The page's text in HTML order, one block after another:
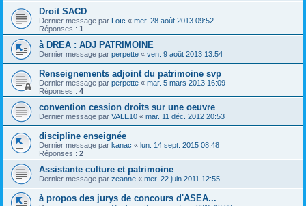
Droit SACD
Dernier message par Loïc « mer. 28 août 2013 09:52
Réponses : 1
à DREA : ADJ PATRIMOINE
Dernier message par perpette « ven. 9 août 2013 13:54
Renseignements adjoint du patrimoine svp
Dernier message par perpette « mar. 5 mars 2013 16:09
Réponses : 4
convention cession droits sur une oeuvre
Dernier message par VALE10 « mar. 11 déc. 2012 20:53
discipline enseignée
Dernier message par kanac « lun. 14 sept. 2015 08:48
Réponses : 2
Assistante culture et patrimoine
Dernier message par zeanne « mer. 22 juin 2011 12:55
à propos des jurys de concours d'ASEA...